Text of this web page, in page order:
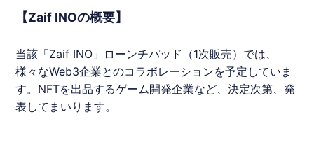
【Zaif INOの概要】
当該「Zaif INO」ローンチパッド（1次販売）では、
様々なWeb3企業とのコラボレーションを予定していま
す。NFTを出品するゲーム開発企業など、決定次第、発
表してまいります。